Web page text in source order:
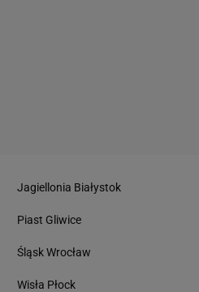
Jagiellonia Białystok
Piast Gliwice
Śląsk Wrocław
Wisła Płock